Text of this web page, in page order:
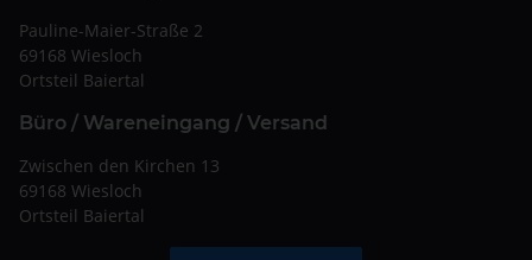
Pauline-Maier-Straße 2
69168 Wiesloch
Ortsteil Baiertal
Büro / Wareneingang / Versand
Zwischen den Kirchen 13
69168 Wiesloch
Ortsteil Baiertal